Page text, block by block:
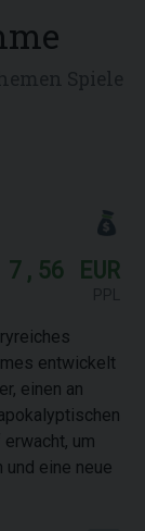
7,56 EUR
entwickelt
einen an
um
und eine neue